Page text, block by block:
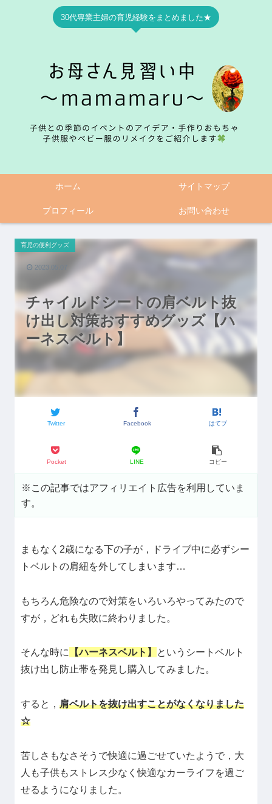
30代専業主婦の育児経験をまとめました★
ホーム サイトマップ
プロフィール お問い合わせ
チャイルドシートの肩ベルト抜
け出し対策おすすめグッズ【ハ
ーネスベルト】
育児の便利グッズ
Twitter Facebook はてブ
Pocket LINE コピー
2023.05.07
※この記事ではアフィリエイト広告を利用していま
す。
まもなく2歳になる下の子が，ドライブ中に必ずシー
トベルトの肩紐を外してしまいます…
もちろん危険なので対策をいろいろやってみたので
すが，どれも失敗に終わりました。
そんな時に 【ハーネスベルト】
というシートベルト
抜け出し防止帯を発見し購入してみました。
すると， 肩ベルトを抜け出すことがなくなりました
☆
苦しさもなさそうで快適に過ごせていたようで，大
人も子供もストレス少なく快適なカーライフを過ご
せるようになりました。